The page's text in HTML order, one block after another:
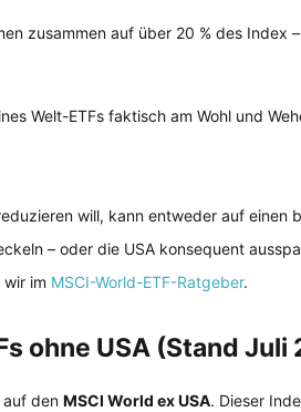
zusammen auf über 20 % des Index
Welt-ETFs faktisch am Wohl und
will, kann entweder auf einen
– oder die USA konsequent
im MSCI-World-ETF-Ratgeber.
ohne USA (Stand Juli
auf den MSCI World ex USA. Dieser